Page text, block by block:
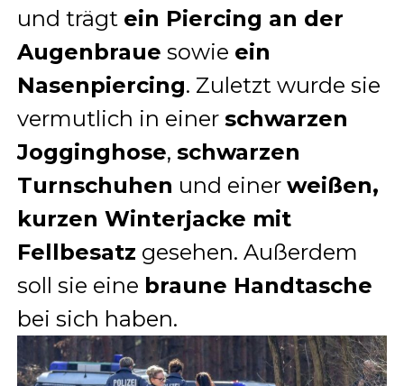
und trägt ein Piercing an der
Augenbraue sowie ein
Nasenpiercing. Zuletzt wurde sie
vermutlich in einer schwarzen
Jogginghose, schwarzen
Turnschuhen und einer weißen,
kurzen Winterjacke mit
Fellbesatz gesehen. Außerdem
soll sie eine braune Handtasche
bei sich haben.